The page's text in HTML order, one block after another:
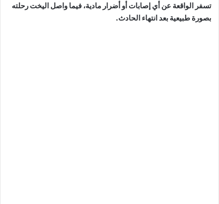
تسفر الواقعة عن أي إصابات أو أضرار مادية، فيما واصل اليخت رحلته
بصورة طبيعية بعد انتهاء الحادث.